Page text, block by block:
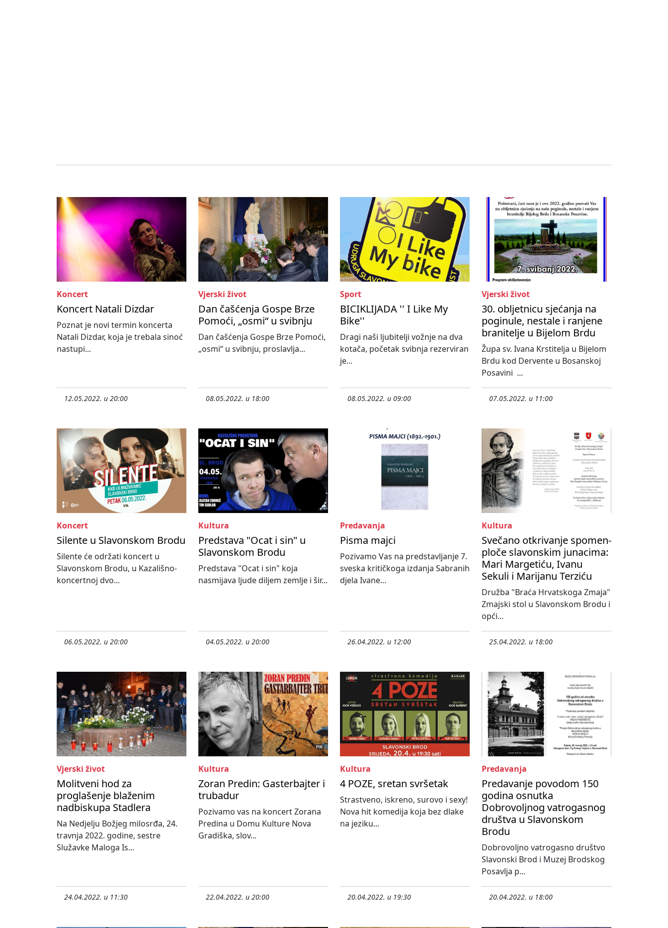
Koncert
Koncert Natali Dizdar
Poznat je novi termin koncerta
Natali Dizdar, koja je trebala sinoć
nastupi...
12.05.2022. u 20:00
Vjerski život
Dan čašćenja Gospe Brze
Pomoći, „osmi“ u svibnju
Dan čašćenja Gospe Brze Pomoći,
„osmi“ u svibnju, proslavlja...
08.05.2022. u 18:00
Sport
BICIKLIJADA '' I Like My
Bike''
Dragi naši ljubitelji vožnje na dva
kotača, početak svibnja rezerviran
je...
08.05.2022. u 09:00
Vjerski život
30. obljetnicu sjećanja na
poginule, nestale i ranjene
branitelje u Bijelom Brdu
Župa sv. Ivana Krstitelja u Bijelom
Brdu kod Dervente u Bosanskoj
Posavini ...
07.05.2022. u 11:00
Koncert
Silente u Slavonskom Brodu
Silente će održati koncert u
Slavonskom Brodu, u Kazališno-
koncertnoj dvo...
06.05.2022. u 20:00
Kultura
Predstava "Ocat i sin" u
Slavonskom Brodu
Predstava "Ocat i sin" koja
nasmijava ljude diljem zemlje i šir...
04.05.2022. u 20:00
Predavanja
Pisma majci
Pozivamo Vas na predstavljanje 7.
sveska kritičkoga izdanja Sabranih
djela Ivane...
26.04.2022. u 12:00
Kultura
Svečano otkrivanje spomen-
ploče slavonskim junacima:
Mari Margetiću, Ivanu
Sekuli i Marijanu Terziću
Družba "Braća Hrvatskoga Zmaja"
Zmajski stol u Slavonskom Brodu i
opći...
25.04.2022. u 18:00
Vjerski život
Molitveni hod za
proglašenje blaženim
nadbiskupa Stadlera
Na Nedjelju Božjeg milosrđa, 24.
travnja 2022. godine, sestre
Služavke Maloga Is...
24.04.2022. u 11:30
Kultura
Zoran Predin: Gasterbajter i
trubadur
Pozivamo vas na koncert Zorana
Predina u Domu Kulture Nova
Gradiška, slov...
22.04.2022. u 20:00
Kultura
4 POZE, sretan svršetak
Strastveno, iskreno, surovo i sexy!
Nova hit komedija koja bez dlake
na jeziku...
20.04.2022. u 19:30
Predavanja
Predavanje povodom 150
godina osnutka
Dobrovoljnog vatrogasnog
društva u Slavonskom
Brodu
Dobrovoljno vatrogasno društvo
Slavonski Brod i Muzej Brodskog
Posavlja p...
20.04.2022. u 18:00